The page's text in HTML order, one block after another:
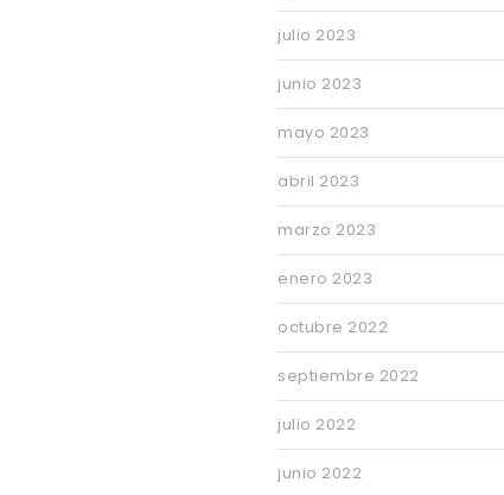
julio 2023
junio 2023
mayo 2023
abril 2023
marzo 2023
enero 2023
octubre 2022
septiembre 2022
julio 2022
junio 2022